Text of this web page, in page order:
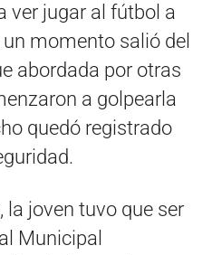
ver jugar al fútbol a
momento salió del
abordada por otras
a golpearla
quedó registrado
la joven tuvo que ser
Municipal